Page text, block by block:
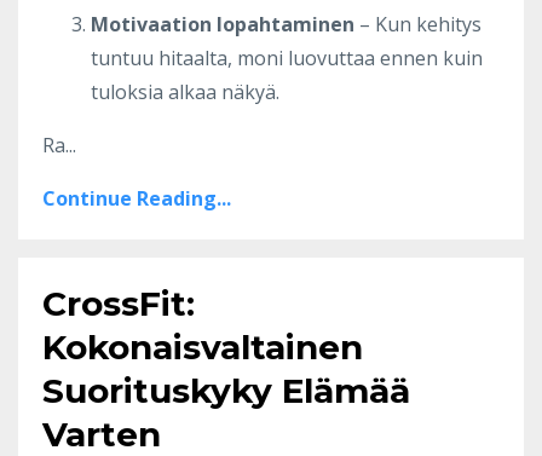
Motivaation lopahtaminen – Kun kehitys
tuntuu hitaalta, moni luovuttaa ennen kuin
tuloksia alkaa näkyä.
Ra...
Continue Reading...
CrossFit:
Kokonaisvaltainen
Suorituskyky Elämää
Varten